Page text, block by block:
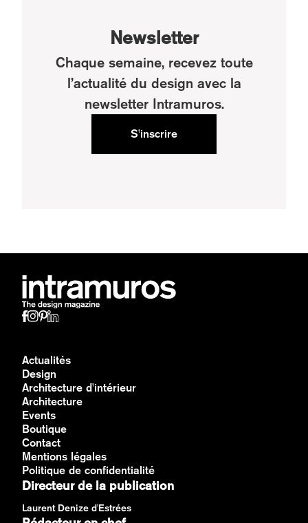
Newsletter
Chaque semaine, recevez toute
l’actualité du design avec la
newsletter Intramuros.
S'inscrire
Actualités
Design
Architecture d'intérieur
Architecture
Events
Boutique
Contact
Mentions légales
Politique de confidentialité
Directeur de la publication
Laurent Denize d'Estrées